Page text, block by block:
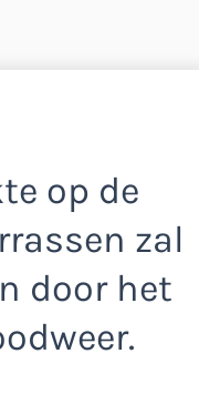
op de
zal
door het